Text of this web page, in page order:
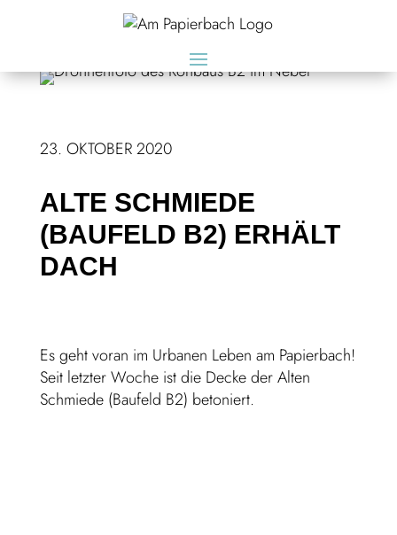
23. OKTOBER 2020
ALTE SCHMIEDE
(BAUFELD B2) ERHÄLT
DACH
Es geht voran im Urbanen Leben am Papierbach!
Seit letzter Woche ist die Decke der Alten
Schmiede (Baufeld B2) betoniert.